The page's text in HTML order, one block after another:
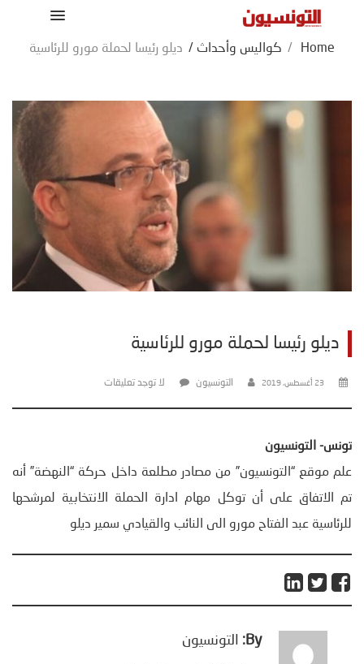
Home
/ كواليس وأحداث / ديلو رئيسا لحملة مورو للرئاسية
ديلو رئيسا لحملة مورو للرئاسية
23 أغسطس، 2019 التونسيون لا توجد تعليقات
تونس- التونسيون
علم موقع “التونسيون” من مصادر مطلعة داخل حركة “النهضة” أنه
تم الاتفاق على أن توكل مهام ادارة الحملة الانتخابية لمرشحها
للرئاسية عبد الفتاح مورو الى النائب والقيادي سمير ديلو
By: التونسيون